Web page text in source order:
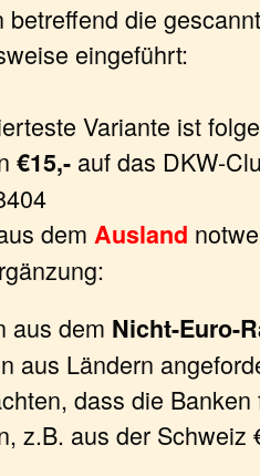
die
eingeführt:
Variante ist
€15,- auf das DKW-
dem Ausland
aus dem Nicht-Euro-
aus Ländern
dass die Banken
z.B. aus der Schweiz